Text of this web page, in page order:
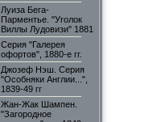
Луиза Бега-
Парментье. "Уголок
Виллы Лудовизи" 1881
Серия "Галерея
офортов", 1880-е гг.
Джозеф Нэш. Серия
"Особняки Англии...",
1839-49 гг
Жан-Жак Шампен.
"Загородное